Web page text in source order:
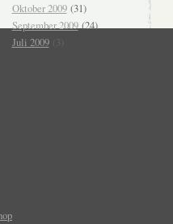
Oktober 2009(31)
September 2009(24)
Juli 2009(3)